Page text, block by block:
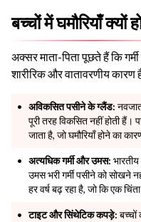
बच्चों में घमौरियाँ क्यों
अक्सर माता-पिता पूछते हैं कि
शारीरिक और वातावरणीय कारण
अविकसित पसीने के ग्लैंड:
पूरी तरह विकसित नहीं होती
जाता है, जो घमौरियाँ होने का
अत्यधिक गर्मी और उमस:
उमस भरी गर्मी पसीने को सोखने
हर वर्ष बढ़ रहा है, जो कि एक
टाइट और सिंथेटिक कपड़े: बच्चों